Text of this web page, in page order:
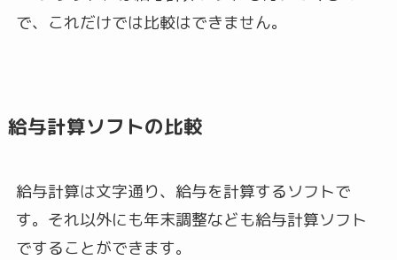
で、これだけでは比較はできません。
給与計算ソフトの比較
給与計算は文字通り、給与を計算するソフトで
す。それ以外にも年末調整なども給与計算ソフト
ですることができます。